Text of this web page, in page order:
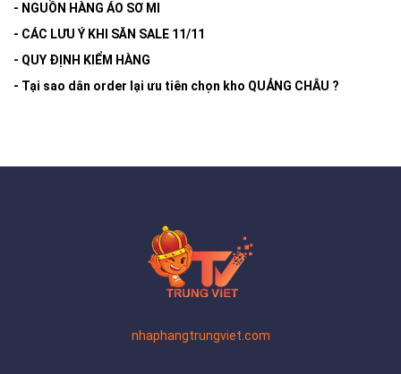
- NGUỒN HÀNG ÁO SƠ MI
- CÁC LƯU Ý KHI SĂN SALE 11/11
- QUY ĐỊNH KIỂM HÀNG
- Tại sao dân order lại ưu tiên chọn kho QUẢNG CHÂU ?
nhaphangtrungviet.com